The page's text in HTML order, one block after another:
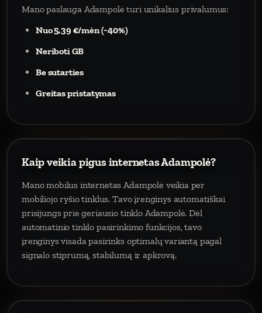
Mano paslauga Adampolė turi unikalius privalumus:
Nuo 5,39 €/mėn (−40%)
Neriboti GB
Be sutarties
Greitas pristatymas
Kaip veikia pigus internetas Adampolė?
Mano mobilus internetas Adampolė veikia per
mobiliojo ryšio tinklus. Tavo įrenginys automatiškai
prisijungs prie geriausio tinklo Adampolė. Dėl
automatinio tinklo pasirinkimo funkcijos, tavo
įrenginys visada pasirinks optimalų variantą pagal
signalo stiprumą, stabilumą ir apkrovą.